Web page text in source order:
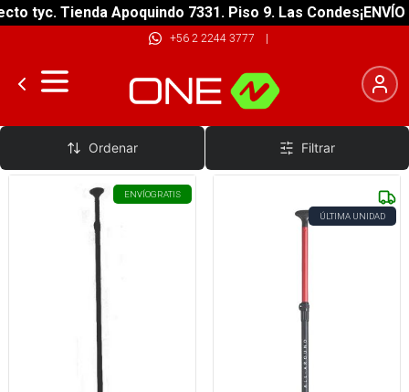
tyc. Tienda Apoquindo 7331. Piso 9. Las Condes¡ENVÍO
+56 2 2244 3777 |
SUP
Ordenar Filtrar
ENVÍOGRATIS
ÚLTIMA UNIDAD